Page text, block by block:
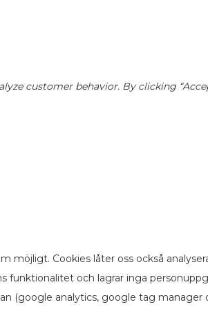
customer behavior. By clicking
Cookies låter oss också
funktionalitet och lagrar inga
(google analytics, google tag